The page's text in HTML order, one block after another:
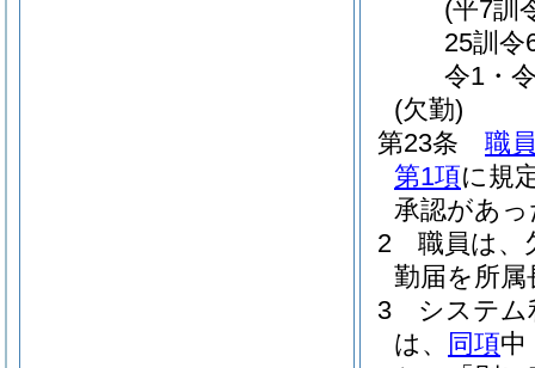
(平7訓
25訓令
令1・
(欠勤)
第23条
職
第1項に規
承認があ
2
職員は、
勤届を所
3
システム
は、
同項中